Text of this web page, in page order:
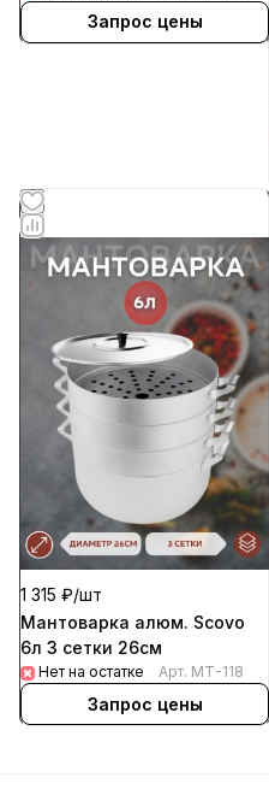
Запрос цены
1 315 ₽/шт
Мантоварка алюм. Scovo
6л 3 сетки 26см
Нет на остатке Арт. МТ-118
Запрос цены